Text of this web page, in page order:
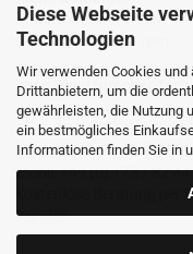
Diese Webseite
Technologien
Wir verwenden Cookies
Drittanbietern, um die
gewährleisten, die Nutzung
ein bestmögliches
Informationen finden Sie in
Frankenhäuserstr. 65
99706 Sondershausen
shop@lautsprecher-
Tel.: +49 (0) 36 32 / 757
Fax: +49 (0) 36 32 / 757
Mobil: +49 (0) 173 / 32 44
kostenlose Beratung per
Kunden